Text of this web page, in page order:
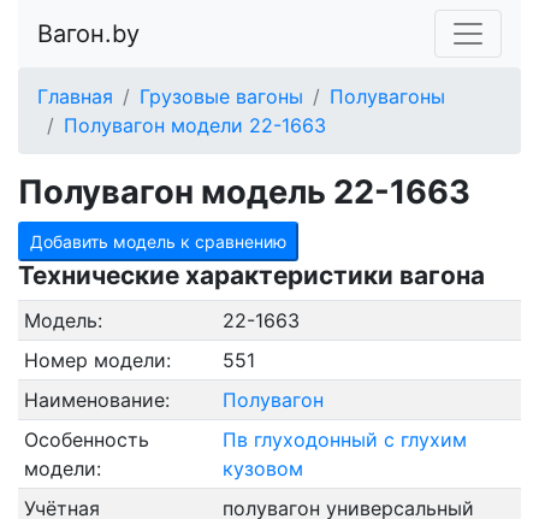
Вагон.by
Главная Грузовые вагоны
Полувагоны
Полувагон модели 22-1663
Полувагон модель 22-1663
Добавить модель к сравнению
Технические характеристики вагона
Модель:
22-1663
Номер модели:
551
Наименование:
Полувагон
Особенность
модели:
Пв глуходонный с глухим
кузовом
Учётная
полувагон универсальный